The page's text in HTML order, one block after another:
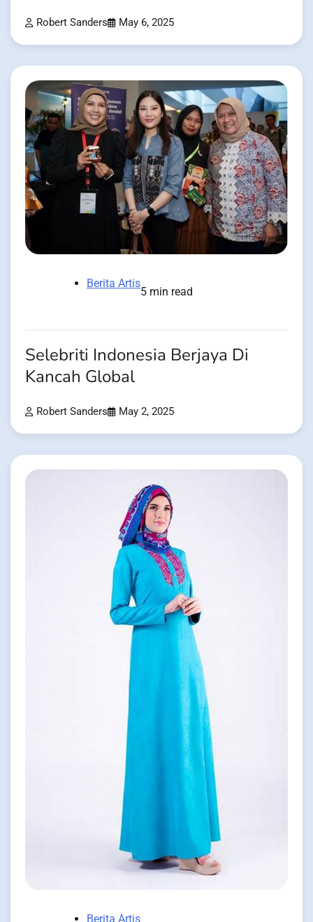
Robert Sanders May 6, 2025
Berita Artis
5 min read
Selebriti Indonesia Berjaya Di
Kancah Global
Robert Sanders May 2, 2025
Berita Artis